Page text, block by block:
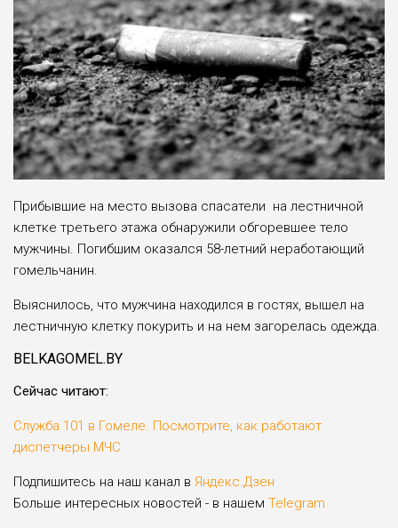
Прибывшие на место вызова спасатели на лестничной
клетке третьего этажа обнаружили обгоревшее тело
мужчины. Погибшим оказался 58-летний неработающий
гомельчанин.
Выяснилось, что мужчина находился в гостях, вышел на
лестничную клетку покурить и на нем загорелась одежда.
BELKAGOMEL.BY
Cейчас читают:
Служба 101 в Гомеле. Посмотрите, как работают
диспетчеры МЧС
Подпишитесь на наш канал в Яндекс.Дзен
Больше интересных новостей - в нашем Telegram